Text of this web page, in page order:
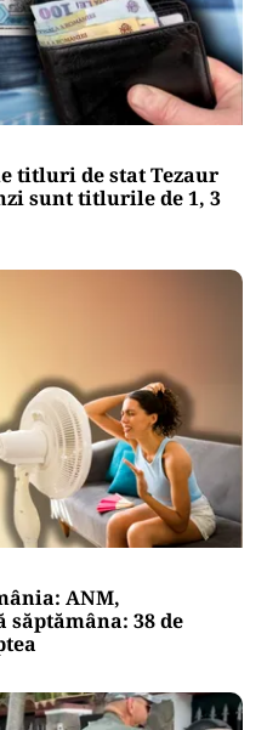
titluri de stat Tezaur
sunt titlurile de 1, 3
ANM,
38 de